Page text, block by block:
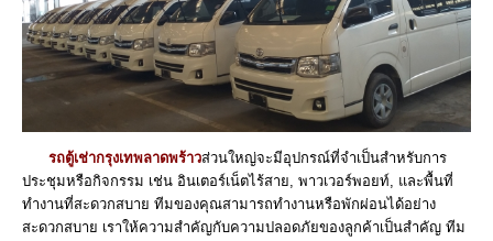
รถตู้เช่ากรุงเทพลาดพร้าวส่วนใหญ่จะมีอุปกรณ์ที่จำเป็นสำหรับการ
ประชุมหรือกิจกรรม เช่น อินเตอร์เน็ตไร้สาย, พาวเวอร์พอยท์, และพื้นที่
ทำงานที่สะดวกสบาย ทีมของคุณสามารถทำงานหรือพักผ่อนได้อย่าง
สะดวกสบาย เราให้ความสำคัญกับความปลอดภัยของลูกค้าเป็นสำคัญ ทีม